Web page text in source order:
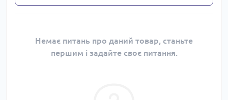
Немає питань про даний товар, станьте
першим і задайте своє питання.